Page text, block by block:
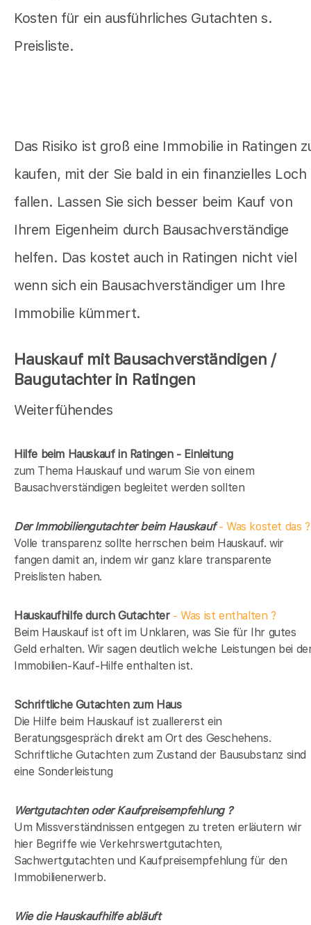
Kosten für ein ausführliches Gutachten s.
Preisliste.
Das Risiko ist groß eine Immobilie in Ratingen
kaufen, mit der Sie bald in ein finanzielles Loch
fallen. Lassen Sie sich besser beim Kauf von
Ihrem Eigenheim durch Bausachverständige
helfen. Das kostet auch in Ratingen nicht viel
wenn sich ein Bausachverständiger um Ihre
Immobilie kümmert.
Hauskauf mit Bausachverständigen /
Baugutachter in Ratingen
Weiterfühendes
Hilfe beim Hauskauf in Ratingen - Einleitung
zum Thema Hauskauf und warum Sie von einem
Bausachverständigen begleitet werden sollten
Der Immobiliengutachter beim Hauskauf- Was kostet das ?
Volle transparenz sollte herrschen beim Hauskauf. wir
fangen damit an, indem wir ganz klare transparente
Preislisten haben.
Hauskaufhilfe durch Gutachter- Was ist enthalten ?
Beim Hauskauf ist oft im Unklaren, was Sie für Ihr gutes
Geld erhalten. Wir sagen deutlich welche Leistungen bei
Immobilien-Kauf-Hilfe enthalten ist.
Schriftliche Gutachten zum Haus
Die Hilfe beim Hauskauf ist zuallererst ein
Beratungsgespräch direkt am Ort des Geschehens.
Schriftliche Gutachten zum Zustand der Bausubstanz sind
eine Sonderleistung
Wertgutachten oder Kaufpreisempfehlung ?
Um Missverständnissen entgegen zu treten erläutern wir
hier Begriffe wie Verkehrswertgutachten,
Sachwertgutachten und Kaufpreisempfehlung für den
Immobilienerwerb.
Wie die Hauskaufhilfe abläuft